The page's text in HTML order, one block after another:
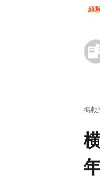
経
掲載